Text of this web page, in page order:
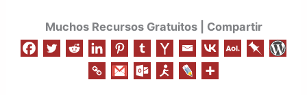
Muchos Recursos Gratuitos | Compartir
Países